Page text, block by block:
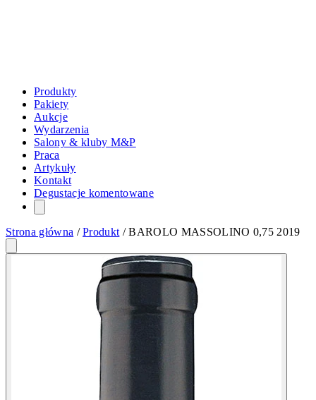
Produkty
Pakiety
Aukcje
Wydarzenia
Salony & kluby M&P
Praca
Artykuły
Kontakt
Degustacje komentowane
Strona główna /Produkt /BAROLO MASSOLINO 0,75 2019